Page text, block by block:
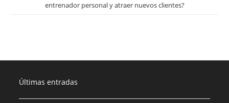
entrenador personal y atraer nuevos clientes?
Últimas entradas